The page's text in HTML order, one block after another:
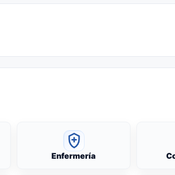
Enfermería